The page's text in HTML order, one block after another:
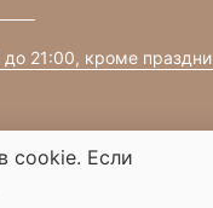
21:00, кроме
cookie. Если